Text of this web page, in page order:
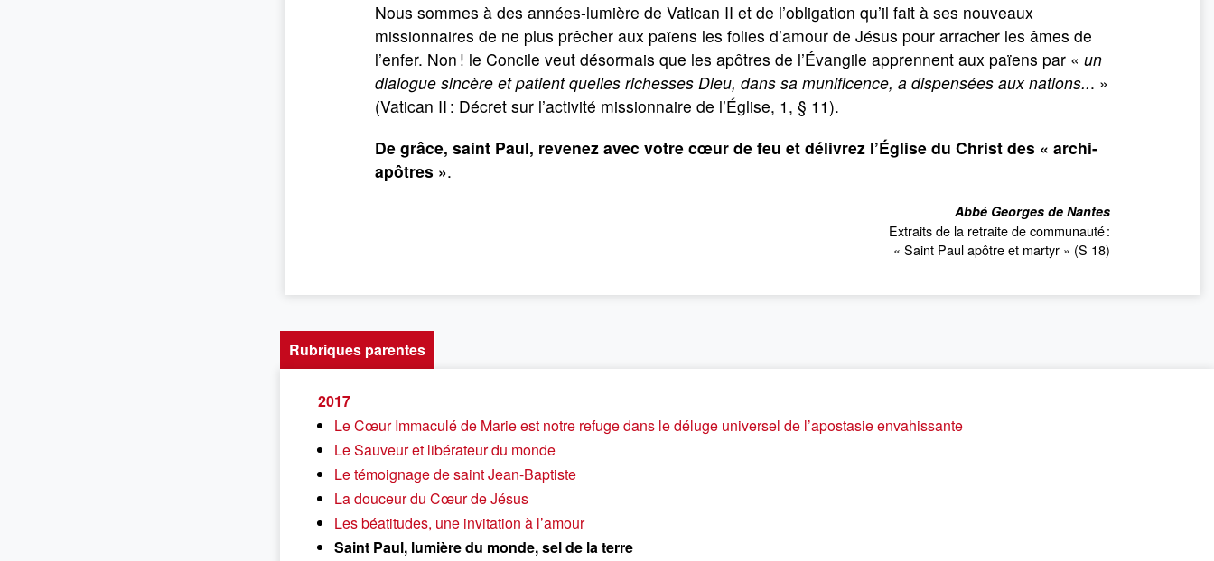
Nous sommes à des années-lumière de Vatican II et de l’obligation qu’il fait à ses nouveaux
missionnaires de ne plus prêcher aux païens les folies d’amour de Jésus pour arracher les âmes de
l’enfer. Non ! le Concile veut désormais que les apôtres de l’Évangile apprennent aux païens par « un
dialogue sincère et patient quelles richesses Dieu, dans sa munificence, a dispensées aux nations... »
(Vatican II : Décret sur l’activité missionnaire de l’Église, 1, § 11).
De grâce, saint Paul, revenez avec votre cœur de feu et délivrez l’Église du Christ des « archi-
apôtres ».
Abbé Georges de Nantes
Extraits de la retraite de communauté :
« Saint Paul apôtre et martyr » (S 18)
Rubriques parentes
2017
Le Cœur Immaculé de Marie est notre refuge dans le déluge universel de l’apostasie envahissante
Le Sauveur et libérateur du monde
Le témoignage de saint Jean-Baptiste
La douceur du Cœur de Jésus
Les béatitudes, une invitation à l’amour
Saint Paul, lumière du monde, sel de la terre